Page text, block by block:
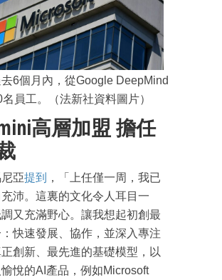
6個月內，從Google DeepMind
員工。（法新社資料圖片）
高層加盟 擔任
亞提到
，「上任僅一周，我已
沛。這裏的文化令人耳目一
又充滿野心。讓我想起初創最
快速發展、協作，並深入專注
創新、最先進的基礎模型，以
悅的AI產品，例如Microsoft